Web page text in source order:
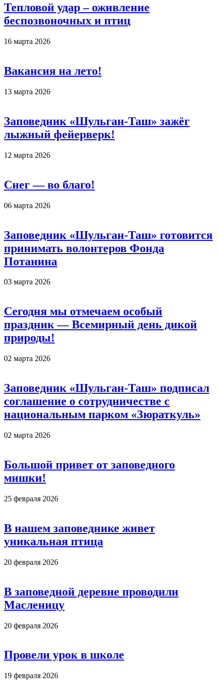
Тепловой удар – оживление
беспозвоночных и птиц
16 марта 2026
Вакансия на лето!
13 марта 2026
Заповедник «Шульган-Таш» зажёг
лыжный фейерверк!
12 марта 2026
Снег — во благо!
06 марта 2026
Заповедник «Шульган-Таш» готовится
принимать волонтеров Фонда
Потанина
03 марта 2026
Сегодня мы отмечаем особый
праздник — Всемирный день дикой
природы!
02 марта 2026
Заповедник «Шульган-Таш» подписал
соглашение о сотрудничестве с
национальным парком «Зюраткуль»
02 марта 2026
Большой привет от заповедного
мишки!
25 февраля 2026
В нашем заповеднике живет
уникальная птица
20 февраля 2026
В заповедной деревне проводили
Масленицу
20 февраля 2026
Провели урок в школе
19 февраля 2026